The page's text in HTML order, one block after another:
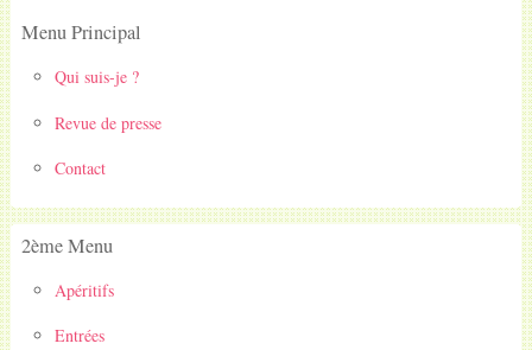
Menu Principal
Qui suis-je ?
Revue de presse
Contact
2ème Menu
Apéritifs
Entrées